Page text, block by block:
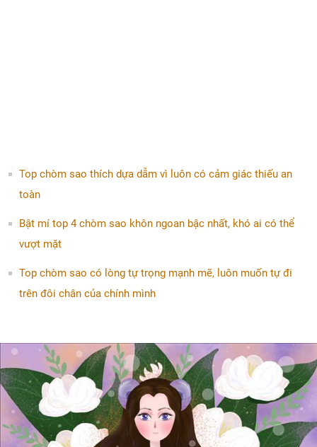
Top chòm sao thích dựa dẫm vì luôn có cảm giác thiếu an
toàn
Bật mí top 4 chòm sao khôn ngoan bậc nhất, khó ai có thể
vượt mặt
Top chòm sao có lòng tự trọng mạnh mẽ, luôn muốn tự đi
trên đôi chân của chính mình